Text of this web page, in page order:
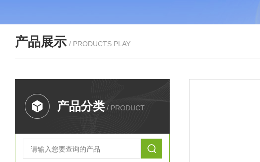
产品展示 / PRODUCTS PLAY
产品分类 / PRODUCT